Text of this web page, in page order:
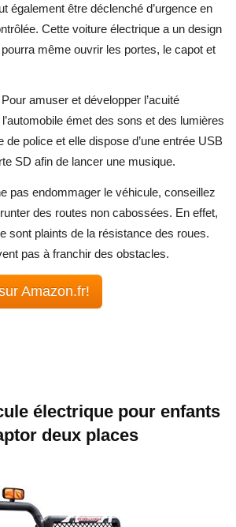
également être déclenché d’urgence en
Cette voiture électrique a un design
même ouvrir les portes, le capot et
Pour amuser et développer l’acuité
émet des sons et des lumières
de police et elle dispose d’une entrée USB
SD afin de lancer une musique.
pas endommager le véhicule, conseillez
des routes non cabossées. En effet,
sont plaints de la résistance des roues.
pas à franchir des obstacles.
Amazon.fr!
électrique pour enfants
deux places